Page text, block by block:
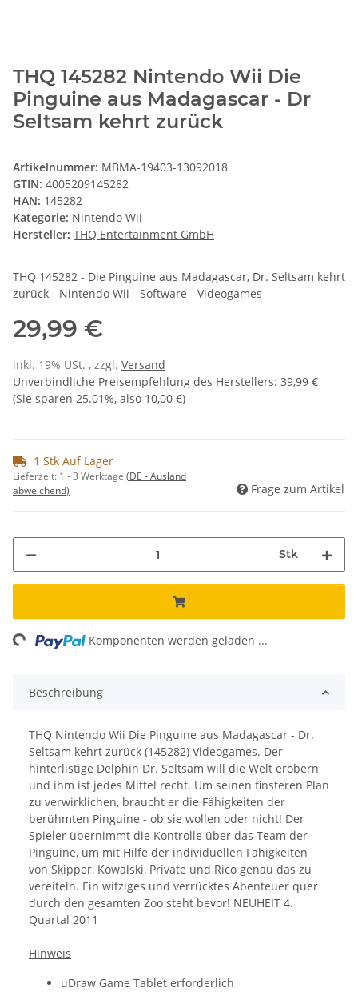
THQ 145282 Nintendo Wii Die
Pinguine aus Madagascar - Dr
Seltsam kehrt zurück
Artikelnummer: MBMA-19403-13092018
GTIN: 4005209145282
HAN: 145282
Kategorie: Nintendo Wii
Hersteller: THQ Entertainment GmbH
THQ 145282 - Die Pinguine aus Madagascar, Dr. Seltsam kehrt
zurück - Nintendo Wii - Software - Videogames
29,99 €
inkl. 19% USt. , zzgl. Versand
Unverbindliche Preisempfehlung des Herstellers: 39,99 €
(Sie sparen 25.01%, also 10,00 €)
1 Stk Auf Lager
Lieferzeit: 1 - 3 Werktage (DE - Ausland
abweichend)
Frage zum Artikel
Stk
Komponenten werden geladen ...
Beschreibung
THQ Nintendo Wii Die Pinguine aus Madagascar - Dr.
Seltsam kehrt zurück (145282) Videogames. Der
hinterlistige Delphin Dr. Seltsam will die Welt erobern
und ihm ist jedes Mittel recht. Um seinen finsteren Plan
zu verwirklichen, braucht er die Fähigkeiten der
berühmten Pinguine - ob sie wollen oder nicht! Der
Spieler übernimmt die Kontrolle über das Team der
Pinguine, um mit Hilfe der individuellen Fähigkeiten
von Skipper, Kowalski, Private und Rico genau das zu
vereiteln. Ein witziges und verrücktes Abenteuer quer
durch den gesamten Zoo steht bevor! NEUHEIT 4.
Quartal 2011
Hinweis
uDraw Game Tablet erforderlich